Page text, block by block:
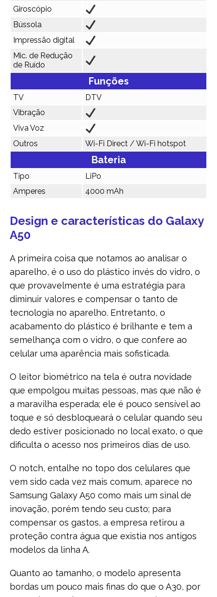
Giroscópio
Bússola
Impressão digital
Mic. de Redução
de Ruído
Funções
TV
DTV
Vibração
Viva Voz
Outros
Wi-Fi Direct / Wi-Fi hotspot
Bateria
Tipo
LiPo
Amperes
4000 mAh
Design e características do Galaxy
A50
A primeira coisa que notamos ao analisar o
aparelho, é o uso do plástico invés do vidro, o
que provavelmente é uma estratégia para
diminuir valores e compensar o tanto de
tecnologia no aparelho. Entretanto, o
acabamento do plástico é brilhante e tem a
semelhança com o vidro, o que confere ao
celular uma aparência mais sofisticada.
O leitor biométrico na tela é outra novidade
que empolgou muitas pessoas, mas que não é
a maravilha esperada; ele é pouco sensível ao
toque e só desbloqueará o celular quando seu
dedo estiver posicionado no local exato, o que
dificulta o acesso nos primeiros dias de uso.
O notch, entalhe no topo dos celulares que
vem sido cada vez mais comum, aparece no
Samsung Galaxy A50 como mais um sinal de
inovação, porém tendo seu custo; para
compensar os gastos, a empresa retirou a
proteção contra água que existia nos antigos
modelos da linha A.
Quanto ao tamanho, o modelo apresenta
bordas um pouco mais finas do que o A30, por